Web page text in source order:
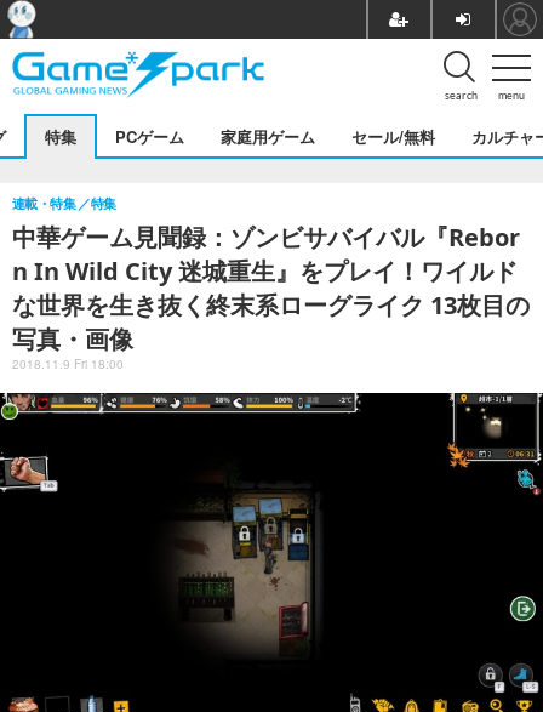
menu
search
特集 PCゲーム 家庭用ゲーム セール/無料 カルチャ
中華ゲーム見聞録：ゾンビサバイバル『Rebor
n In Wild City 迷城重生』をプレイ！ワイルド
な世界を生き抜く終末系ローグライク 13枚目の
写真・画像
連載・特集 特集
2018.11.9 Fri 18:00